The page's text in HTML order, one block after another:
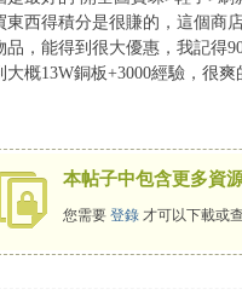
東西得積分是很賺的，這個商
品，能得到很大優惠，我記得
大概13W銅板+3000經驗，很爽
本帖子中包含更多資
您需要 登錄 才可以下載或